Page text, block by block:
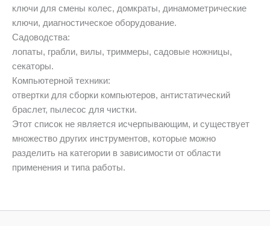
ключи для смены колес, домкраты, динамометрические
ключи, диагностическое оборудование.
Садоводства:
лопаты, грабли, вилы, триммеры, садовые ножницы,
секаторы.
Компьютерной техники:
отвертки для сборки компьютеров, антистатический
браслет, пылесос для чистки.
Этот список не является исчерпывающим, и существует
множество других инструментов, которые можно
разделить на категории в зависимости от области
применения и типа работы.